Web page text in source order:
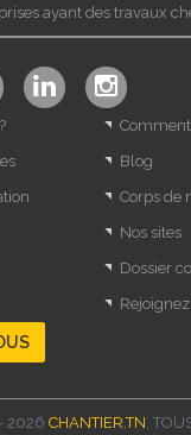
ayant des travaux
Blog
Corps de
Nos sites
Dossier
2026 CHANTIER.TN ,